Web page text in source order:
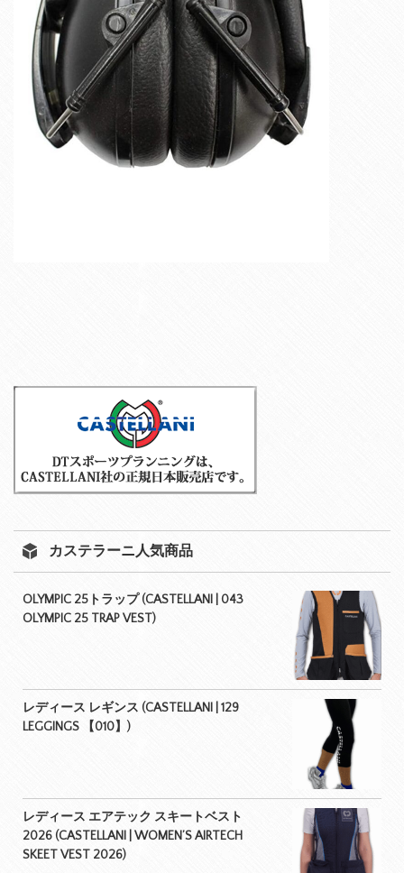
カステラーニ人気商品
OLYMPIC 25トラップ (CASTELLANI | 043
OLYMPIC 25 TRAP VEST)
レディース レギンス (CASTELLANI | 129
LEGGINGS 【010】)
レディース エアテック スキートベスト
2026 (CASTELLANI | WOMEN’S AIRTECH
SKEET VEST 2026)